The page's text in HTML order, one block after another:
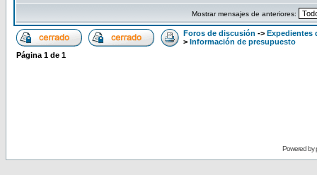
Mostrar mensajes de anteriores:
Foros de discusión -> Expedientes
> Información de presupuesto
Página 1 de 1
Powered by